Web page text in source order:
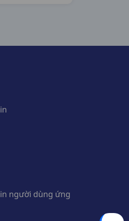
người dùng ứng